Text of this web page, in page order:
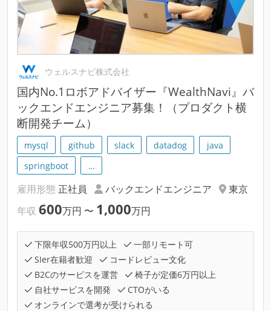
ウェルスナビ株式会社
国内No.1ロボアドバイザー『WealthNavi』バ
ックエンドエンジニア募集！（プロダクト横
断開発チーム）
mysql github slack datadog
java
springboot
…
雇用形態 正社員 バックエンドエンジニア
東京
年収 600万円 〜 1,000万円
下限年収500万円以上
一部リモート可
SIer在籍者歓迎
コードレビュー文化
B2Cのサービスを運営
椅子が定価6万円以上
自社サービスを開発
CTOがいる
オンラインで選考が受けられる